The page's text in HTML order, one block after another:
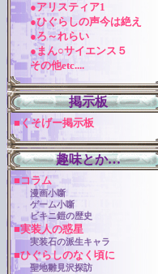
●アリスティア1
●ひぐらしの声今は絶え
●ろ～れらい
●まん○サイエンス５
その他etc....
掲示板
■くそげー掲示板
趣味とか…
■コラム
漫画小噺
ゲーム小噺
ビキニ鎧の歴史
■実装人の惑星
実装石の派生キャラ
■ひぐらしのなく頃に
聖地雛見沢探訪